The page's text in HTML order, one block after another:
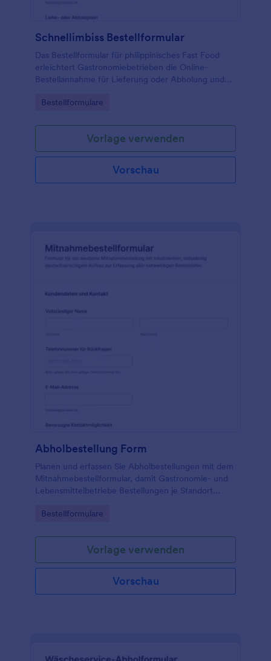
Schnellimbiss Bestellformular
Das Bestellformular für philippinisches Fast Food
erleichtert Gastronomiebetrieben die Online-
Bestellannahme für Lieferung oder Abholung und
Verwaltung jeder Formularantwort mit Jotform.
Go to Category:
Bestellformulare
Vorlage verwenden
Vorschau
Abholbestellung Form
Planen und erfassen Sie Abholbestellungen mit dem
Mitnahmebestellformular, damit Gastronomie- und
Lebensmittelbetriebe Bestellungen je Standort
formularantwort in Jotform zentral verwalten.
Go to Category:
Bestellformulare
Vorlage verwenden
Vorschau